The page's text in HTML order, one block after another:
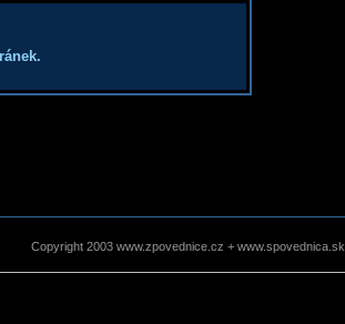
Copyright 2003 www.zpovednice.cz + www.spovednica.sk